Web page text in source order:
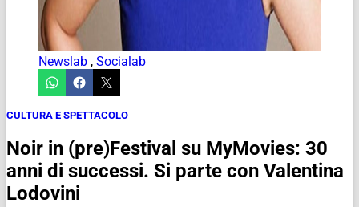
Newslab , Socialab
CULTURA E SPETTACOLO
Noir in (pre)Festival su MyMovies: 30
anni di successi. Si parte con Valentina
Lodovini